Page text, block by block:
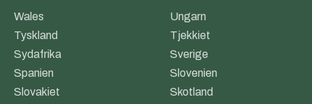
Wales
Ungarn
Tyskland
Tjekkiet
Sydafrika
Sverige
Spanien
Slovenien
Slovakiet
Skotland